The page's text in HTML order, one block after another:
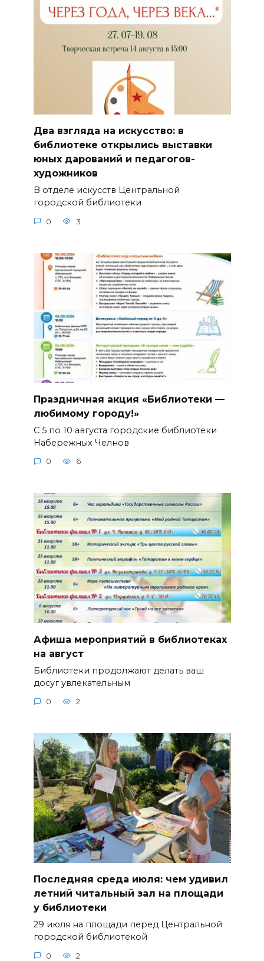
Два взгляда на искусство: в
библиотеке открылись выставки
юных дарований и педагогов-
художников
В отделе искусств Центральной
городской библиотеки
0 3
Праздничная акция «Библиотеки —
любимому городу!»
С 5 по 10 августа городские библиотеки
Набережных Челнов
0 6
Афиша мероприятий в библиотеках
на август
Библиотеки продолжают делать ваш
досуг увлекательным
0 2
Последняя среда июля: чем удивил
летний читальный зал на площади
у библиотеки
29 июля на площади перед Центральной
городской библиотекой
0 2